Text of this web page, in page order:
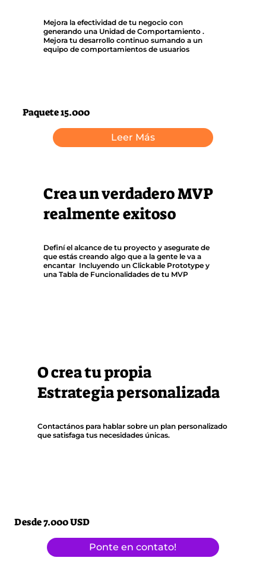
Mejora la efectividad de tu negocio con
generando una Unidad de Comportamiento .
Mejora tu desarrollo continuo sumando a un
equipo de comportamientos de usuarios
Crea un verdadero MVP
realmente exitoso
Definí el alcance de tu proyecto y asegurate de
que estás creando algo que a la gente le va a
encantar Incluyendo unClickable Prototype y
unaTabla de Funcionalidadesde tu MVP
Paquete 15.000
Leer Más
Desde 7.000 USD
Ponte en contato!
O crea tu propia
Estrategia personalizada
Contactános para hablar sobre un plan personalizado
que satisfaga tus necesidades únicas.